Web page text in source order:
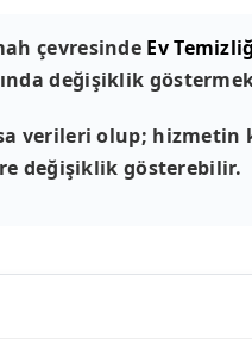
çevresinde Ev
değişiklik
verileri olup; hizmetin
değişiklik gösterebilir.